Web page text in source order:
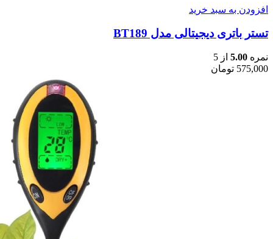
افزودن به سبد خرید
تستر باتری دیجیتالی مدل BT189
نمره 5.00 از 5
575,000 تومان